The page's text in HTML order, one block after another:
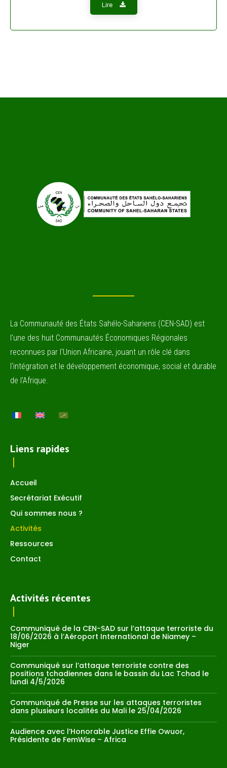
Lire
La Communauté des États Sahélo-Sahariens (CEN-SAD) est
l'une des huit Communautés Économiques Régionales
reconnues par l'Union Africaine, jouant un rôle clé dans
l'intégration et le développement économique, social et durable
de l'Afrique.
Liens rapides
Accueil
Secrétariat Exécutif
Qui sommes nous ?
Activités
Ressources
Contact
Activités récentes
Communiqué de la CEN-SAD sur l’attaque terroriste du
18/06/2026 à l’Aéroport International de Niamey –
Niger
Communiqué sur l’attaque terroriste contre des
positions tchadiennes dans le bassin du Lac Tchad le
lundi 4/5/2026
Communiqué de Presse sur les attaques terroristes
dans plusieurs localités du Mali le 25/04/2026
Audience avec l’Honorable Justice Effie Owuor,
Présidente de FemWise – Africa